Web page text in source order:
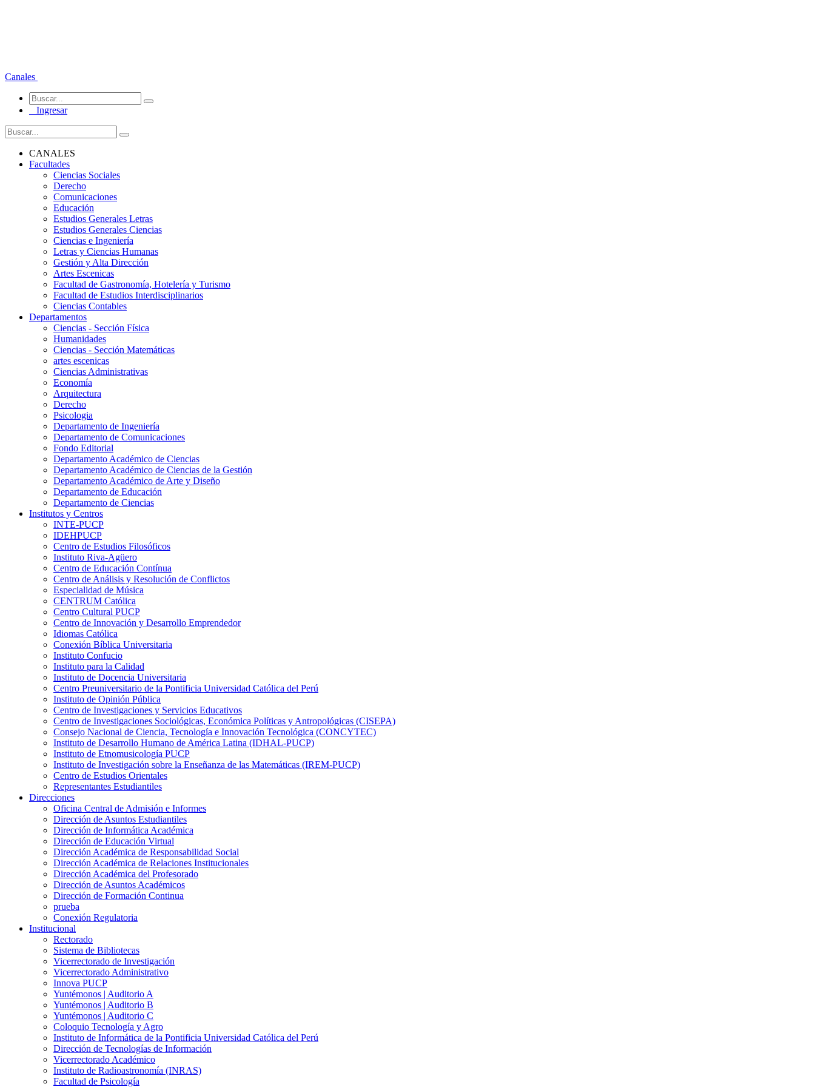
Canales
Ingresar
CANALES
Facultades
Ciencias Sociales
Derecho
Comunicaciones
Educación
Estudios Generales Letras
Estudios Generales Ciencias
Ciencias e Ingeniería
Letras y Ciencias Humanas
Gestión y Alta Dirección
Artes Escenicas
Facultad de Gastronomía, Hotelería y Turismo
Facultad de Estudios Interdisciplinarios
Ciencias Contables
Departamentos
Ciencias - Sección Física
Humanidades
Ciencias - Sección Matemáticas
artes escenicas
Ciencias Administrativas
Economía
Arquitectura
Derecho
Psicologia
Departamento de Ingeniería
Departamento de Comunicaciones
Fondo Editorial
Departamento Académico de Ciencias
Departamento Académico de Ciencias de la Gestión
Departamento Académico de Arte y Diseño
Departamento de Educación
Departamento de Ciencias
Institutos y Centros
INTE-PUCP
IDEHPUCP
Centro de Estudios Filosóficos
Instituto Riva-Agüero
Centro de Educación Contínua
Centro de Análisis y Resolución de Conflictos
Especialidad de Música
CENTRUM Católica
Centro Cultural PUCP
Centro de Innovación y Desarrollo Emprendedor
Idiomas Católica
Conexión Bíblica Universitaria
Instituto Confucio
Instituto para la Calidad
Instituto de Docencia Universitaria
Centro Preuniversitario de la Pontificia Universidad Católica del Perú
Instituto de Opinión Pública
Centro de Investigaciones y Servicios Educativos
Centro de Investigaciones Sociológicas, Económica Políticas y Antropológicas (CISEPA)
Consejo Nacional de Ciencia, Tecnología e Innovación Tecnológica (CONCYTEC)
Instituto de Desarrollo Humano de América Latina (IDHAL-PUCP)
Instituto de Etnomusicología PUCP
Instituto de Investigación sobre la Enseñanza de las Matemáticas (IREM-PUCP)
Centro de Estudios Orientales
Representantes Estudiantiles
Direcciones
Oficina Central de Admisión e Informes
Dirección de Asuntos Estudiantiles
Dirección de Informática Académica
Dirección de Educación Virtual
Dirección Académica de Responsabilidad Social
Dirección Académica de Relaciones Institucionales
Dirección Académica del Profesorado
Dirección de Asuntos Académicos
Dirección de Formación Continua
prueba
Conexión Regulatoria
Institucional
Rectorado
Sistema de Bibliotecas
Vicerrectorado de Investigación
Vicerrectorado Administrativo
Innova PUCP
Yuntémonos | Auditorio A
Yuntémonos | Auditorio B
Yuntémonos | Auditorio C
Coloquio Tecnología y Agro
Instituto de Informática de la Pontificia Universidad Católica del Perú
Dirección de Tecnologías de Información
Vicerrectorado Académico
Instituto de Radioastronomía (INRAS)
Facultad de Psicología